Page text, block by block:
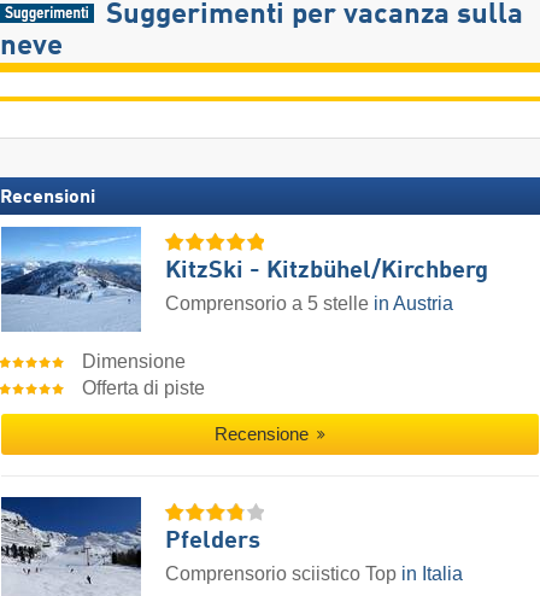
Suggerimenti per vacanza sulla
neve
Recensioni
KitzSki - Kitzbühel/​Kirchberg
Comprensorio a 5 stelle in Austria
Dimensione
Offerta di piste
Recensione
Pfelders
Comprensorio sciistico Top in Italia